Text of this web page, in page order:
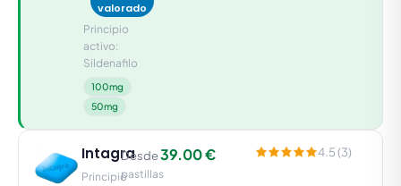
valorado
Principio
activo:
Sildenafilo
100mg
50mg
Intagra
Principio
Desde39.00 €
pastillas
4.5 (3)